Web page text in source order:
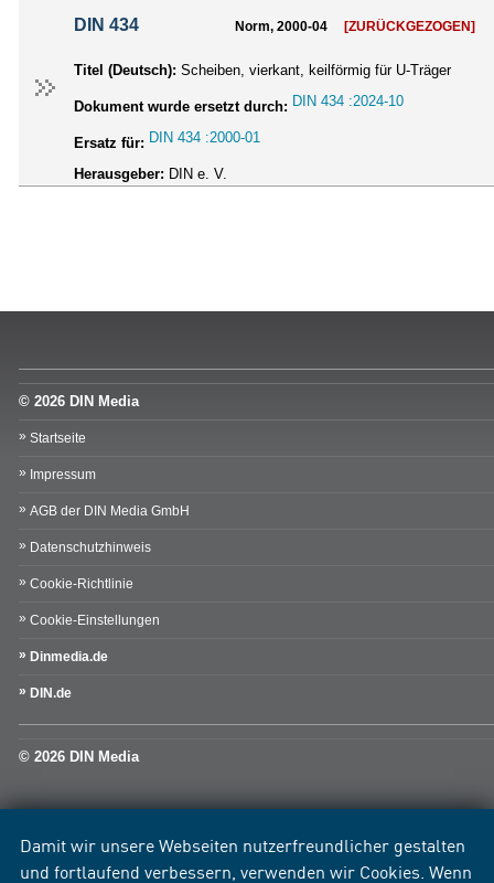
Damit wir unsere Webseiten nutzerfreundlicher gestalten
und fortlaufend verbessern, verwenden wir Cookies. Wenn
DIN 434 Norm, 2000-04 [ZURÜCKGEZOGEN]
Titel (Deutsch): Scheiben, vierkant, keilförmig für U-Träger
Dokument wurde ersetzt durch: DIN 434 :2024-10
Ersatz für: DIN 434 :2000-01
Herausgeber: DIN e. V.
© 2026 DIN Media
Startseite
Impressum
AGB der DIN Media GmbH
Datenschutzhinweis
Cookie-Richtlinie
Cookie-Einstellungen
Dinmedia.de
DIN.de
© 2026 DIN Media